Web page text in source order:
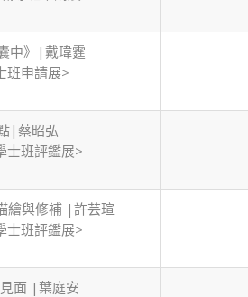
中》|戴瑋霆
班申請展>
|蔡昭弘
士班評鑑展>
繪與修補 |許芸瑄
士班評鑑展>
面 |葉庭安